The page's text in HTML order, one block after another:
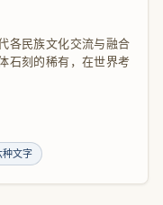
各民族文化交流与融合
石刻的稀有，在世界考
种文字